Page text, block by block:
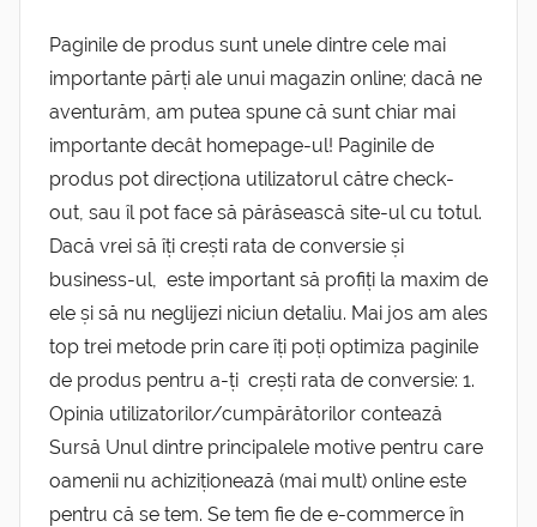
Paginile de produs sunt unele dintre cele mai
importante părți ale unui magazin online; dacă ne
aventurăm, am putea spune că sunt chiar mai
importante decât homepage-ul! Paginile de
produs pot direcționa utilizatorul către check-
out, sau îl pot face să părăsească site-ul cu totul.
Dacă vrei să îți crești rata de conversie și
business-ul, este important să profiți la maxim de
ele și să nu neglijezi niciun detaliu. Mai jos am ales
top trei metode prin care îți poți optimiza paginile
de produs pentru a-ți crești rata de conversie: 1.
Opinia utilizatorilor/cumpărătorilor contează
Sursă Unul dintre principalele motive pentru care
oamenii nu achiziționează (mai mult) online este
pentru că se tem. Se tem fie de e-commerce în